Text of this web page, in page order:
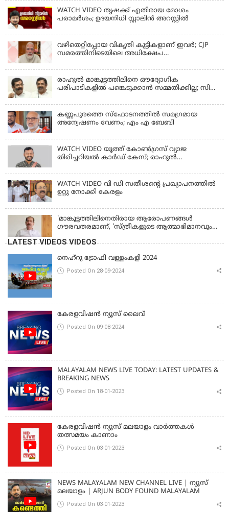
WATCH VIDEO തൃഷക്ക് എതിരായ മോശം
പരാമര്‍ശം; ഉദയനിധി സ്റ്റാലിൻ അറസ്റ്റിൽ
വഴിതെറ്റിപ്പോയ വികൃതി കുട്ടികളാണ് ഇവര്‍; CJP
സമരത്തിനിടെയിലെ അധിക്ഷേപ
രാഹുല്‍ മാങ്കൂട്ടത്തിലിനെ ഔദ്യോഗിക
പരിപാടികളില്‍ പങ്കെടുക്കാന്‍ സമ്മതിക്കില്ല; സി
കണ്ണപുരത്തെ സ്‌ഫോടനത്തില്‍ സമഗ്രമായ
അന്വേഷണം വേണം; എം എ ബേബി
WATCH VIDEO യൂത്ത് കോൺഗ്രസ് വ്യാജ
തിരിച്ചറിയൽ കാർഡ് കേസ്; രാഹുൽ
WATCH VIDEO വി ഡി സതീശൻ്റെ പ്രഖ്യാപനത്തിൽ
ഉറ്റു നോക്കി കേരളം
'മാങ്കൂട്ടത്തിലിനെതിരായ ആരോപണങ്ങള്‍
ഗൗരവതരമാണ്, 'സ്ത്രീകളുടെ ആത്മാഭിമാനവും
LATEST VIDEOS VIDEOS
നെഹ്‌റു ട്രോഫി വള്ളംകളി 2024
Posted On 28-09-2024
കേരളവിഷൻ ന്യൂസ് ലൈവ്
Posted On 09-08-2024
MALAYALAM NEWS LIVE TODAY: LATEST UPDATES &
BREAKING NEWS
Posted On 18-01-2023
കേരളവിഷൻ ന്യൂസ് മലയാളം വാർത്തകൾ
തത്സമയം കാണാം
Posted On 03-01-2023
NEWS MALAYALAM NEW CHANNEL LIVE | ന്യൂസ്
മലയാളം | ARJUN BODY FOUND MALAYALAM
Posted On 03-01-2023